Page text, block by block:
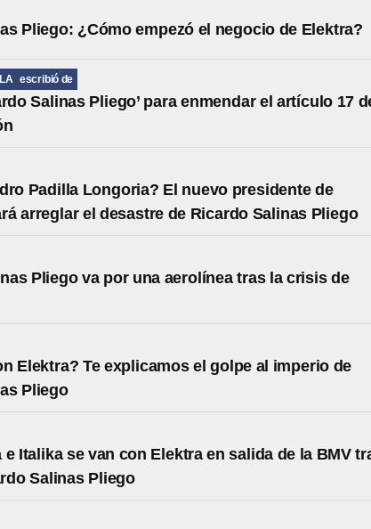
Pliego: ¿Cómo empezó el negocio de Elektra?
escribió de
Salinas Pliego’ para enmendar el artículo 17
Padilla Longoria? El nuevo presidente de
arreglar el desastre de Ricardo Salinas Pliego
Pliego va por una aerolínea tras la crisis de
Elektra? Te explicamos el golpe al imperio de
Pliego
e Italika se van con Elektra en salida de la BMV
Salinas Pliego